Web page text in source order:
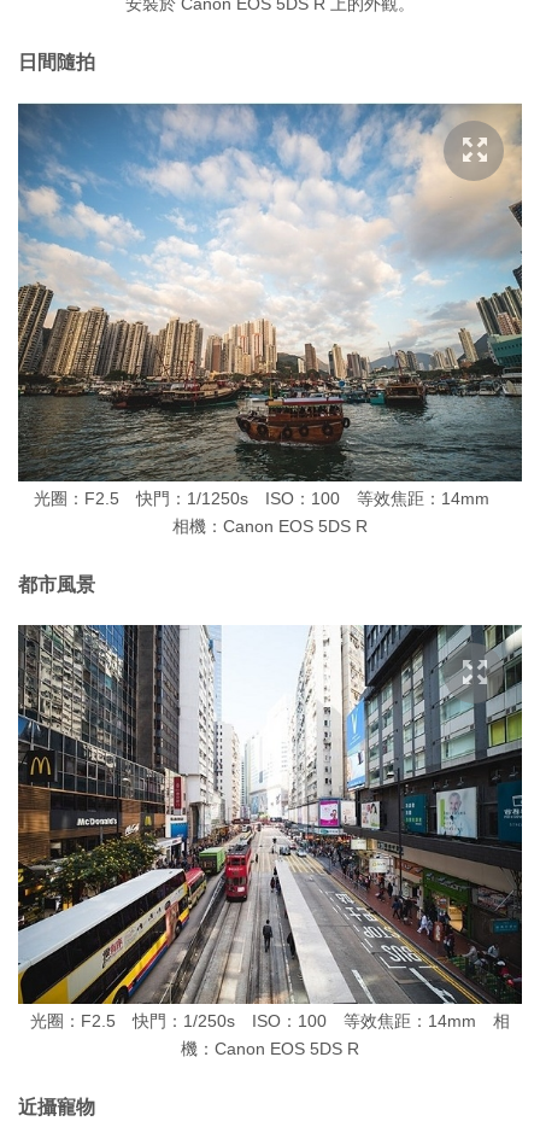
安裝於 Canon EOS 5DS R 上的外觀。
日間隨拍
光圈：F2.5 快門：1/1250s ISO：100 等效焦距：14mm
相機：Canon EOS 5DS R
都市風景
光圈：F2.5 快門：1/250s ISO：100 等效焦距：14mm 相
機：Canon EOS 5DS R
近攝寵物